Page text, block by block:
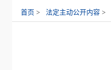
首页 > 法定主动公开内容 >